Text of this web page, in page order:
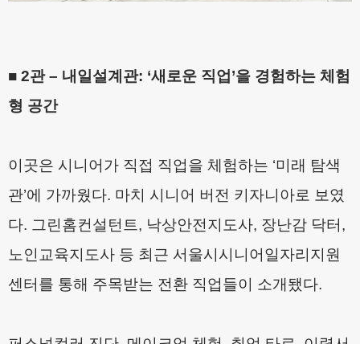
■ 2관– 내일설계관: ‘새로운 직업 ’을 경험하는 체험
형 공간
이곳은 시니어가 직접 직업을 체험하는 ‘미래 탐색
관’에 가까웠다. 마치 시니어 버전 키자니아로 보였
다. 그린홈컨설턴트, 낙상안전지도사, 장난감 닥터 ,
노인교육지도사 등 최근 서울시시니어일자리지원
센터를 통해 주목받는 전환 직업들이 소개됐다.